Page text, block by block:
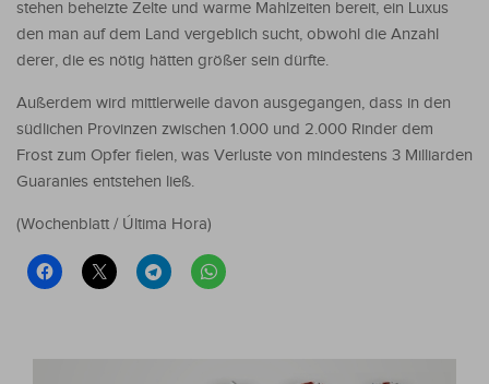
stehen beheizte Zelte und warme Mahlzeiten bereit, ein Luxus
den man auf dem Land vergeblich sucht, obwohl die Anzahl
derer, die es nötig hätten größer sein dürfte.
Außerdem wird mittlerweile davon ausgegangen, dass in den
südlichen Provinzen zwischen 1.000 und 2.000 Rinder dem
Frost zum Opfer fielen, was Verluste von mindestens 3 Milliarden
Guaranies entstehen ließ.
(Wochenblatt / Última Hora)